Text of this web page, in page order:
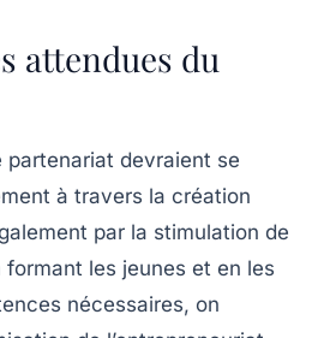
attendues du
partenariat devraient se
à travers la création
par la stimulation de
formant les jeunes et en les
nécessaires, on